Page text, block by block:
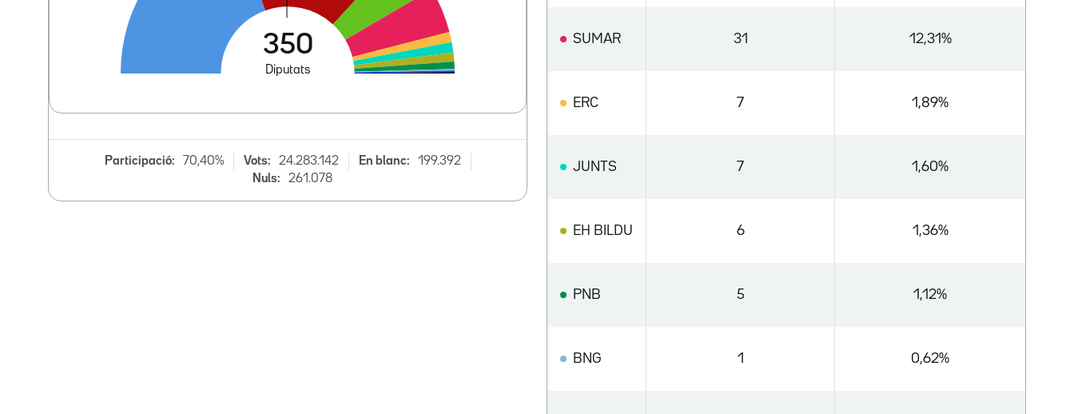
Participació: 70,40% Vots: 24.283.142 En blanc:
199.392
Nuls:
261.078
SUMAR 31 12,31%
ERC 7 1,89%
JUNTS 7 1,60%
EH BILDU 6 1,36%
PNB 5 1,12%
BNG 1 0,62%